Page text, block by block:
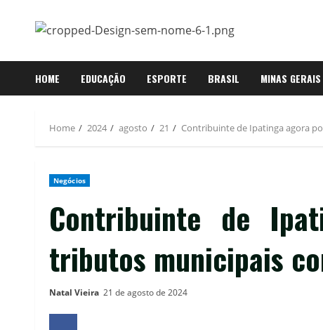
HOME EDUCAÇÃO ESPORTE BRASIL MINAS GERAIS
Home 2024 agosto 21 Contribuinte de Ipatinga agora
Negócios
Contribuinte de
tributos municipais
Natal Vieira 21 de agosto de 2024